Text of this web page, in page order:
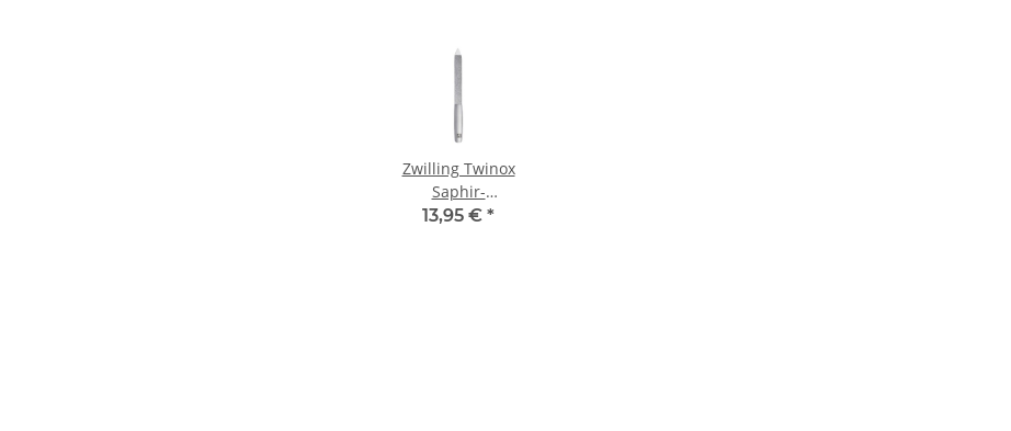
Zwilling Twinox
Saphir-
Nagelfeile 130
13,95 € *